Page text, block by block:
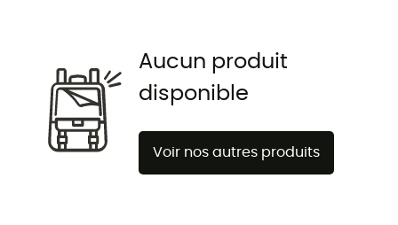
Aucun produit
disponible
Voir nos autres produits